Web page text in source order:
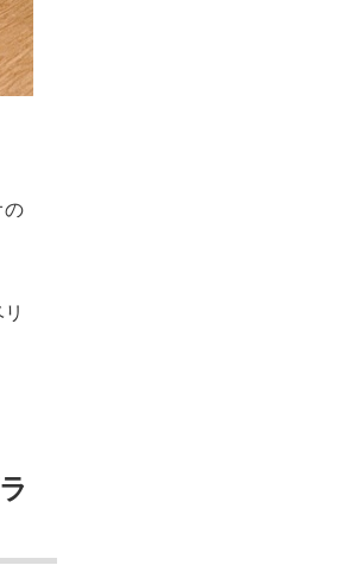
の